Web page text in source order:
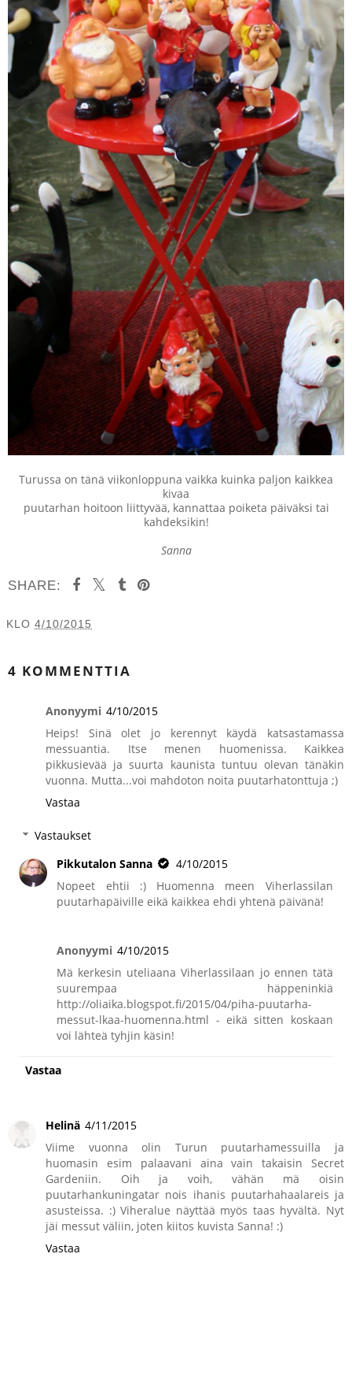
Turussa on tänä viikonloppuna vaikka kuinka paljon kaikkea
kivaa
puutarhan hoitoon liittyvää, kannattaa poiketa päiväksi tai
kahdeksikin!
Sanna
SHARE:
KLO 4/10/2015
4 KOMMENTTIA
Anonyymi 4/10/2015
Heips! Sinä olet jo kerennyt käydä katsastamassa
messuantia. Itse menen huomenissa. Kaikkea
pikkusievää ja suurta kaunista tuntuu olevan tänäkin
vuonna. Mutta...voi mahdoton noita puutarhatonttuja ;)
Vastaa
Vastaukset
Pikkutalon Sanna
4/10/2015
Nopeet ehtii :) Huomenna meen Viherlassilan
puutarhapäiville eikä kaikkea ehdi yhtenä päivänä!
Anonyymi 4/10/2015
Mä kerkesin uteliaana Viherlassilaan jo ennen tätä
suurempaa häppeninkiä
http://oliaika.blogspot.fi/2015/04/piha-puutarha-
messut-lkaa-huomenna.html - eikä sitten koskaan
voi lähteä tyhjin käsin!
Vastaa
Helinä 4/11/2015
Viime vuonna olin Turun puutarhamessuilla ja
huomasin esim palaavani aina vain takaisin Secret
Gardeniin. Oih ja voih, vähän mä oisin
puutarhankuningatar nois ihanis puutarhahaalareis ja
asusteissa. :) Viheralue näyttää myös taas hyvältä. Nyt
jäi messut väliin, joten kiitos kuvista Sanna! :)
Vastaa